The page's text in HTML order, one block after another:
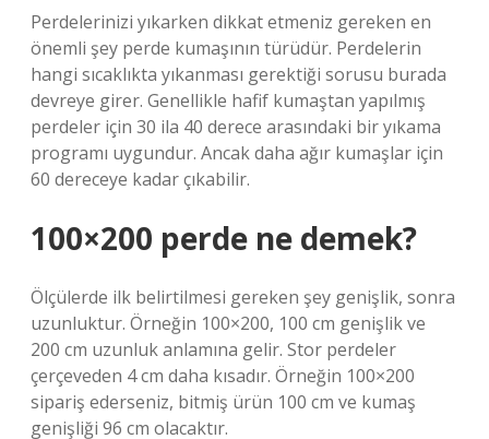
Perdelerinizi yıkarken dikkat etmeniz gereken en
önemli şey perde kumaşının türüdür. Perdelerin
hangi sıcaklıkta yıkanması gerektiği sorusu burada
devreye girer. Genellikle hafif kumaştan yapılmış
perdeler için 30 ila 40 derece arasındaki bir yıkama
programı uygundur. Ancak daha ağır kumaşlar için
60 dereceye kadar çıkabilir.
100×200 perde ne demek?
Ölçülerde ilk belirtilmesi gereken şey genişlik, sonra
uzunluktur. Örneğin 100×200, 100 cm genişlik ve
200 cm uzunluk anlamına gelir. Stor perdeler
çerçeveden 4 cm daha kısadır. Örneğin 100×200
sipariş ederseniz, bitmiş ürün 100 cm ve kumaş
genişliği 96 cm olacaktır.